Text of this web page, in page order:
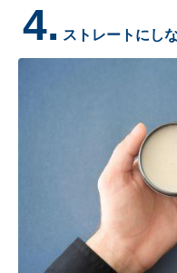
4. ストレートにし